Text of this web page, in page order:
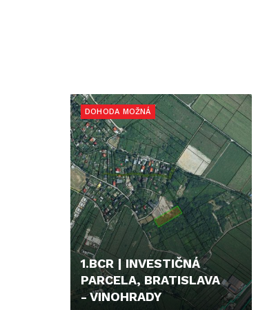
DOHODA MOŽNÁ
1.BCR | INVESTIČNÁ
PARCELA, BRATISLAVA
- VINOHRADY